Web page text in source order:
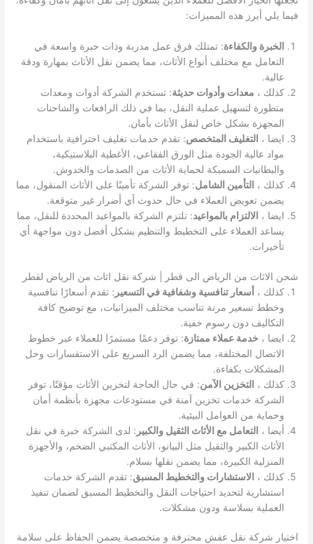
فيما يلي أبرز هذه المميزات:
الخبرة والكفاءة: تمتلك فرق عمل مدربة وذات خبرة واسعة في
التعامل مع مختلف أنواع الأثاث، مما يضمن نقل الأثاث بمهارة ودقة
عالية.
كذلك ، معدات وأدوات حديثة: تستخدم الشركة أدوات ومعدات
متطورة لتسهيل عملية النقل، بما في ذلك الرافعات والشاحنات
المجهزة بشكل خاص لنقل الأثاث بأمان.
ايضا ، التغليف المتخصص: تقدم خدمات تغليف احترافية باستخدام
مواد عالية الجودة مثل الورق الفقاعي، الأغطية البلاستيكية،
والبطانيات السميكة لحماية الأثاث من الصدمات والخدوش.
كذلك ، التأمين الشامل: توفر الشركة تأمينًا على الأثاث المنقول، مما
يضمن تعويض العملاء في حال حدوث أي أضرار غير متوقعة.
ايضا ،
الالتزام بالمواعيد: تلتزم الشركة بالمواعيد المحددة للنقل، مما
يساعد العملاء على التخطيط والتنظيم بشكل أفضل دون مواجهة أي
تأخيرات.
شحن الاثاث من الرياض الى قطر | شركة نقل اثاث من الرياض لقطر
كذلك ، أسعار تنافسية وشفافية في التسعير : تقدم أسعارًا تنافسية
وخطط تسعير مرنة تناسب مختلف الميزانيات، مع توضيح كافة
التكاليف دون رسوم خفية.
ايضا ، خدمة عملاء ممتازة: توفر دعمًا مستمرًا للعملاء عبر خطوط
الاتصال المختلفة، مما يضمن الرد السريع على الاستفسارات وحل
المشكلات بكفاءة.
كذلك ، التخزين الآمن: في حال الحاجة لتخزين الأثاث مؤقتًا، توفر
الشركة خدمات تخزين آمنة في مستودعات مجهزة بأنظمة أمان
وحماية من العوامل البيئية.
أيضا ، التعامل مع الأثاث الثقيل والكبير : لدى الشركة خبرة في نقل
الأثاث الكبير والثقيل مثل البيانو، الأثاث المكتبي الضخم، والأجهزة
المنزلية الكبيرة، مما يضمن نقلها بسلام.
كذلك ، الاستشارات والتخطيط المسبق: تقدم الشركة خدمات
استشارية لتحديد احتياجات النقل والتخطيط المسبق لضمان تنفيذ
العملية بسلاسة ودون مشكلات.
اختيار شركة نقل عفش محترفة و متخصصة يضمن الحفاظ على سلامة